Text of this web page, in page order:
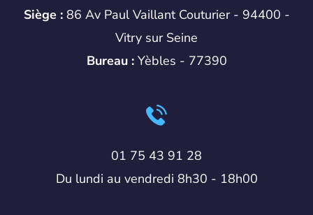
Siège :86 Av Paul Vaillant Couturier - 94400 -
Vitry sur Seine
Bureau :Yèbles - 77390
01 75 43 91 28
Du lundi au vendredi 8h30 - 18h00